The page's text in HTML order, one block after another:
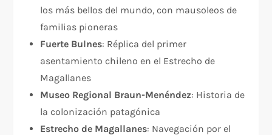
los más bellos del mundo, con mausoleos de
familias pioneras
Fuerte Bulnes: Réplica del primer
asentamiento chileno en el Estrecho de
Magallanes
Museo Regional Braun-Menéndez: Historia de
la colonización patagónica
Estrecho de Magallanes: Navegación por el